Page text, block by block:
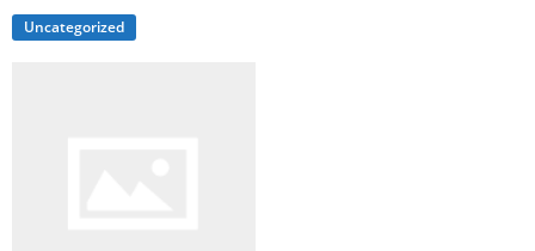
Uncategorized